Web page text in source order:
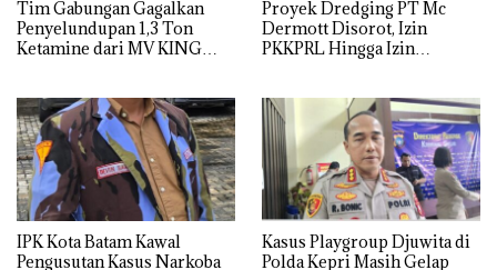
Tim Gabungan Gagalkan
Penyelundupan 1,3 Ton
Ketamine dari MV KING
Proyek Dredging PT Mc
Dermott Disorot, Izin
PKKPRL Hingga Izin
IPK Kota Batam Kawal
Pengusutan Kasus Narkoba
Kasus Playgroup Djuwita di
Polda Kepri Masih Gelap